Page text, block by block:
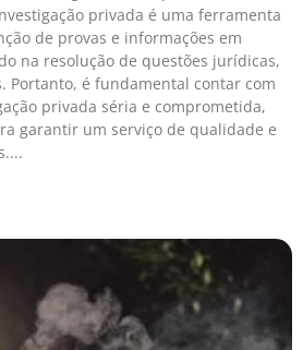
privada é uma ferramenta
de provas e informações em
na resolução de questões jurídicas,
Portanto, é fundamental contar com
privada séria e comprometida,
garantir um serviço de qualidade e